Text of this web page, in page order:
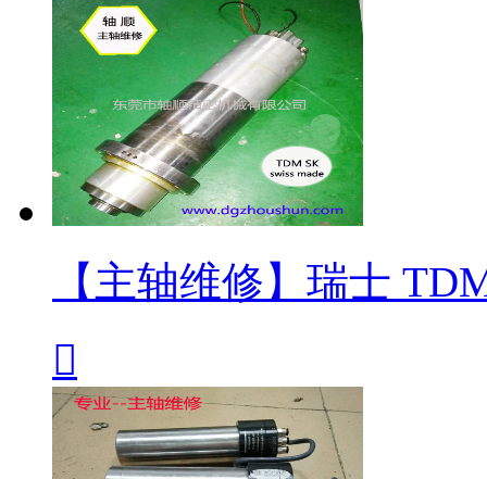
【主轴维修】瑞士
